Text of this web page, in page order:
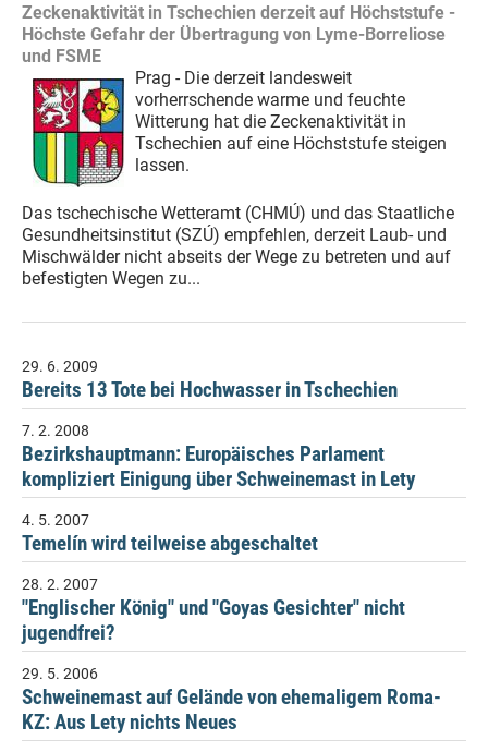
Zeckenaktivität in Tschechien derzeit auf Höchststufe -
Höchste Gefahr der Übertragung von Lyme-Borreliose
und FSME
Prag - Die derzeit landesweit
vorherrschende warme und feuchte
Witterung hat die Zeckenaktivität in
Tschechien auf eine Höchststufe steigen
lassen.
Das tschechische Wetteramt (CHMÚ) und das Staatliche
Gesundheitsinstitut (SZÚ) empfehlen, derzeit Laub- und
Mischwälder nicht abseits der Wege zu betreten und auf
befestigten Wegen zu...
29. 6. 2009
Bereits 13 Tote bei Hochwasser in Tschechien
7. 2. 2008
Bezirkshauptmann: Europäisches Parlament
kompliziert Einigung über Schweinemast in Lety
4. 5. 2007
Temelín wird teilweise abgeschaltet
28. 2. 2007
"Englischer König" und "Goyas Gesichter" nicht
jugendfrei?
29. 5. 2006
Schweinemast auf Gelände von ehemaligem Roma-
KZ: Aus Lety nichts Neues